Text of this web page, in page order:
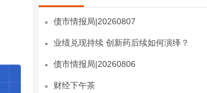
债市情报局|20260807
业绩兑现持续 创新药后续如何演绎？
债市情报局|20260806
财经下午茶